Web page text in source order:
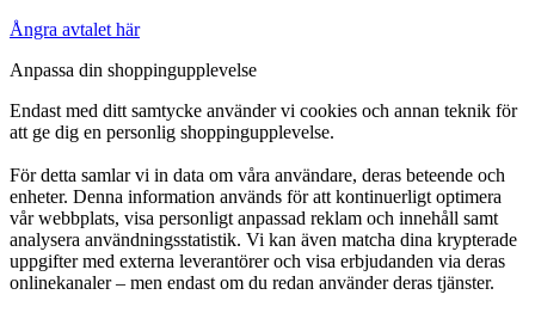
Ångra avtalet här
Anpassa din shoppingupplevelse
Endast med ditt samtycke använder vi cookies och annan teknik för
att ge dig en personlig shoppingupplevelse.
För detta samlar vi in data om våra användare, deras beteende och
enheter. Denna information används för att kontinuerligt optimera
vår webbplats, visa personligt anpassad reklam och innehåll samt
analysera användningsstatistik. Vi kan även matcha dina krypterade
uppgifter med externa leverantörer och visa erbjudanden via deras
onlinekanaler – men endast om du redan använder deras tjänster.